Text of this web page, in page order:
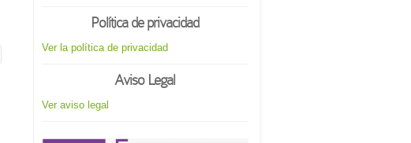
Política de privacidad
Ver la política de privacidad
Aviso Legal
Ver aviso legal